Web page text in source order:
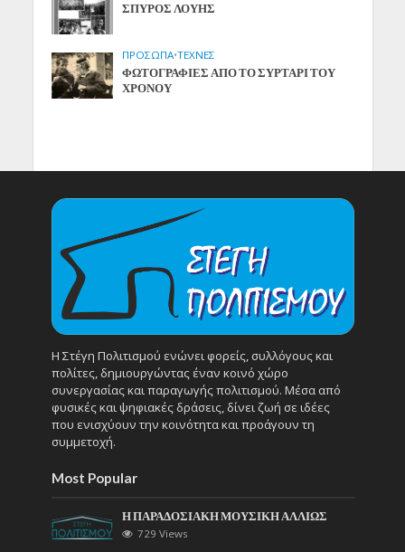
ΣΠΥΡΟΣ ΛΟΥΗΣ
ΠΡΟΣΩΠΑ•ΤΕΧΝΕΣ
ΦΩΤΟΓΡΑΦΙΕΣ ΑΠΟ ΤΟ ΣΥΡΤΑΡΙ ΤΟΥ
ΧΡΟΝΟΥ
Η Στέγη Πολιτισμού ενώνει φορείς, συλλόγους και
πολίτες, δημιουργώντας έναν κοινό χώρο
συνεργασίας και παραγωγής πολιτισμού. Μέσα από
φυσικές και ψηφιακές δράσεις, δίνει ζωή σε ιδέες
που ενισχύουν την κοινότητα και προάγουν τη
συμμετοχή.
Most Popular
Η ΠΑΡΑΔΟΣΙΑΚΗ ΜΟΥΣΙΚΗ ΑΛΛΙΩΣ
729 Views